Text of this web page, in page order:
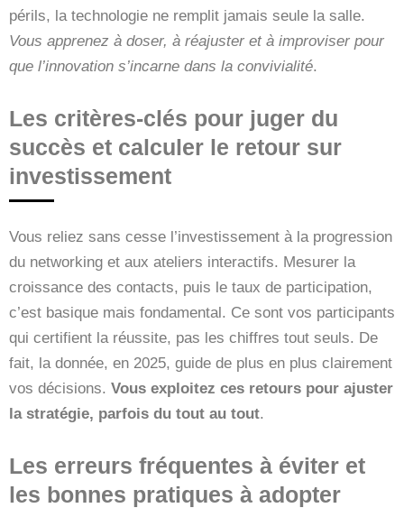
périls, la technologie ne remplit jamais seule la salle.
Vous apprenez à doser, à réajuster et à improviser pour
que l’innovation s’incarne dans la convivialité.
Les critères-clés pour juger du
succès et calculer le retour sur
investissement
Vous reliez sans cesse l’investissement à la progression
du networking et aux ateliers interactifs. Mesurer la
croissance des contacts, puis le taux de participation,
c’est basique mais fondamental. Ce sont vos participants
qui certifient la réussite, pas les chiffres tout seuls. De
fait, la donnée, en 2025, guide de plus en plus clairement
vos décisions. Vous exploitez ces retours pour ajuster
la stratégie, parfois du tout au tout.
Les erreurs fréquentes à éviter et
les bonnes pratiques à adopter